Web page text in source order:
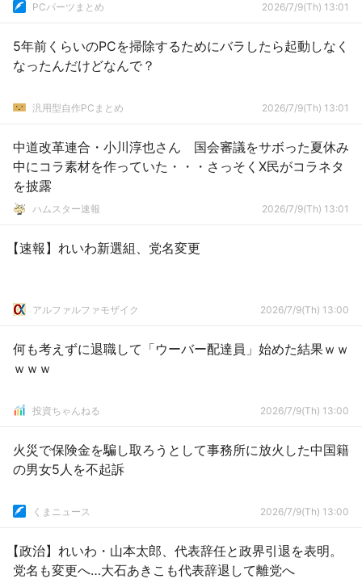
PCパーツまとめ 2026/7/9(Th) 13:01
5年前くらいのPCを掃除するためにバラしたら起動しなく
なったんだけどなんで？
汎用型自作PCまとめ 2026/7/9(Th) 13:01
中道改革連合・小川淳也さん 国会審議をサボった夏休み
中にコラ素材を作っていた・・・さっそくX民がコラネタ
を披露
ハムスター速報 2026/7/9(Th) 13:01
【速報】れいわ新選組、党名変更
アルファルファモザイク 2026/7/9(Th) 13:00
何も考えずに退職して「ウーバー配達員」始めた結果ｗｗ
ｗｗｗ
投資ちゃんねる 2026/7/9(Th) 13:00
火災で保険金を騙し取ろうとして事務所に放火した中国籍
の男女5人を不起訴
くまニュース 2026/7/9(Th) 13:00
【政治】れいわ・山本太郎、代表辞任と政界引退を表明。
党名も変更へ…大石あきこも代表辞退して離党へ